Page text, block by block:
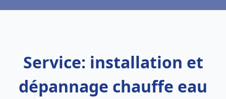
Service: installation et
dépannage chauffe eau